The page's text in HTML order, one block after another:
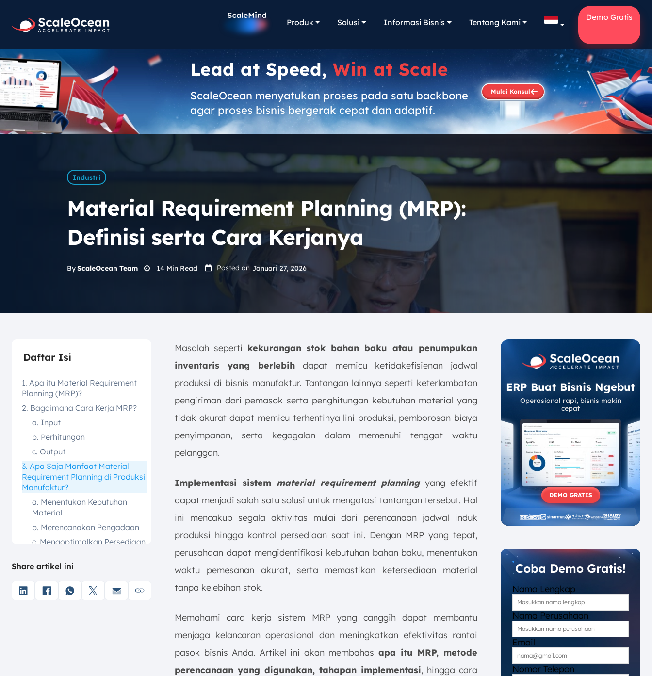
Produk Solusi Informasi Bisnis Tentang Kami
Demo Gratis
Lead at Speed,Win at Scale
ScaleOcean menyatukan proses pada satu backbone
agar proses bisnis bergerak cepat dan adaptif.
Mulai Konsul
Industri
Material Requirement Planning (MRP):
Definisi serta Cara Kerjanya
ByScaleOcean Team 14 Min Read Posted on Januari 27, 2026
Daftar Isi
1. Apa itu Material Requirement
Planning (MRP)?
2. Bagaimana Cara Kerja MRP?
a. Input
b. Perhitungan
c. Output
3. Apa Saja Manfaat Material
Requirement Planning di Produksi
Manufaktur?
a. Menentukan Kebutuhan
Material
b. Merencanakan Pengadaan
c. Mengoptimalkan Persediaan
e. Mengatur Jadwal Produksi
f. Mengelola Pemesanan Ulang
Bahan Baku
Share artikel ini
Masalah seperti kekurangan stok bahan baku atau penumpukan
inventaris yang berlebih dapat memicu ketidakefisienan jadwal
produksi di bisnis manufaktur. Tantangan lainnya seperti keterlambatan
pengiriman dari pemasok serta penghitungan kebutuhan material yang
tidak akurat dapat memicu terhentinya lini produksi, pemborosan biaya
penyimpanan, serta kegagalan dalam memenuhi tenggat waktu
pelanggan.
Implementasi sistem material requirement planningyang efektif
dapat menjadi salah satu solusi untuk mengatasi tantangan tersebut. Hal
ini mencakup segala aktivitas mulai dari perencanaan jadwal induk
produksi hingga kontrol persediaan saat ini. Dengan MRP yang tepat,
perusahaan dapat mengidentifikasi kebutuhan bahan baku, menentukan
waktu pemesanan akurat, serta memastikan ketersediaan material
tanpa kelebihan stok.
Memahami cara kerja sistem MRP yang canggih dapat membantu
menjaga kelancaran operasional dan meningkatkan efektivitas rantai
pasok bisnis Anda. Artikel ini akan membahas apa itu MRP, metode
perencanaan yang digunakan, tahapan implementasi, hingga cara
ERP Buat Bisnis Ngebut
Operasional rapi, bisnis makin
cepat
DEMO GRATIS
Coba Demo Gratis!
Nama Lengkap
Nama Perusahaan
Email
Nomor Telepon